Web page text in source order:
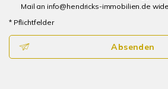
Mail an info@hendricks-immobilien.de
* Pflichtfelder
Absenden